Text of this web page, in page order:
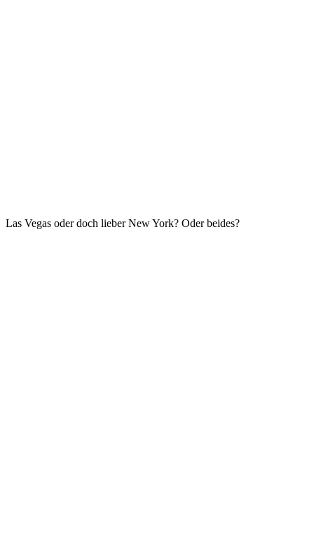
Las Vegas oder doch lieber New York? Oder beides?